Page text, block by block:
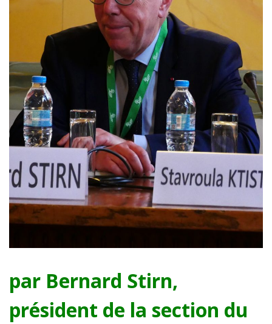
par Bernard Stirn,
président de la section du